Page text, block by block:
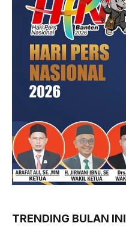
TRENDING BULAN INI